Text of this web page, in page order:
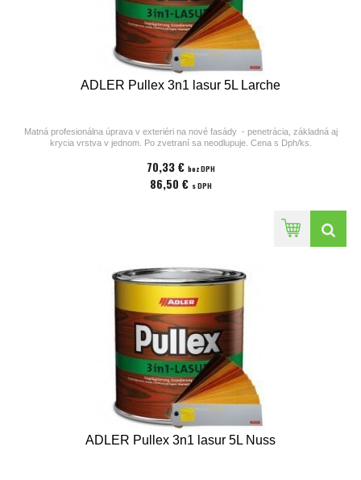
ADLER Pullex 3n1 lasur 5L Larche
Matná profesionálna úprava v exteriéri na nové fasády - penetrácia, základná aj
krycia vrstva v jednom. Po zvetraní sa neodlupuje. Cena s Dph/ks.
Prosím vložte číslo nižšie odtieňu do poznámky pri zasielaní objednávky.
70,33 € bez DPH
86,50 € s DPH
ADLER Pullex 3n1 lasur 5L Nuss